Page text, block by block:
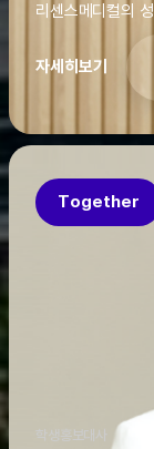
리센스메디컬의
자세히보기
Together
학생홍보대사